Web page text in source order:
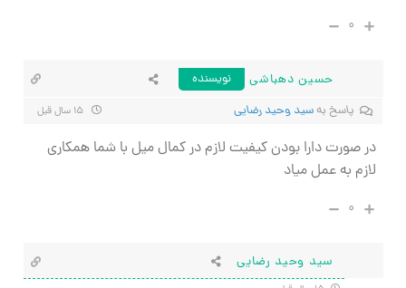
۰
حسین دهباشی
نویسنده
پاسخ بهسید وحید رضایی
در صورت دارا بودن کیفیت لازم در کمال میل با شما همکاری
لازم به عمل میاد
۰
سید وحید رضایی